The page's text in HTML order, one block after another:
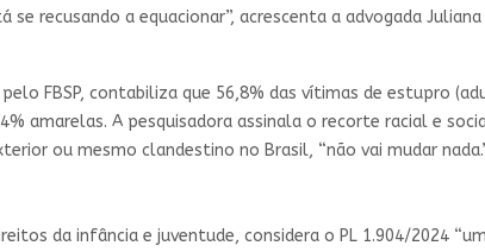
recusando a equacionar”, acrescenta a advogada
FBSP, contabiliza que 56,8% das vítimas de estupro
amarelas. A pesquisadora assinala o recorte racial e
ou mesmo clandestino no Brasil, “não vai mudar
da infância e juventude, considera o PL 1.904/2024